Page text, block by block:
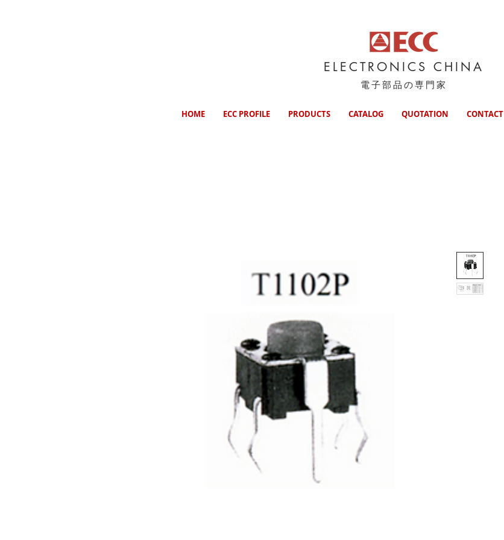
ELECTRONICS CHINA
電子部品の専門家
HOME ECC PROFILE PRODUCTS CATALOG QUOTATION CONTACT